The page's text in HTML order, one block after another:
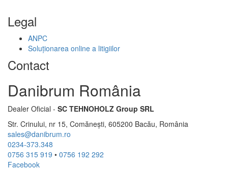
Legal
ANPC
Soluționarea online a litigiilor
Contact
Danibrum România
Dealer Oficial - SC TEHNOHOLZ Group SRL
Str. Crinului, nr 15, Comănești, 605200 Bacău, România
sales@danibrum.ro
0234-373.348
0756 315 919 • 0756 192 292
Facebook